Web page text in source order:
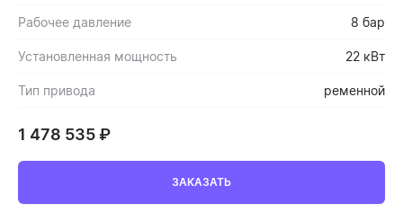
Рабочее давление 8 бар
Установленная мощность 22 кВт
Тип привода ременной
1 478 535₽
ЗАКАЗАТЬ